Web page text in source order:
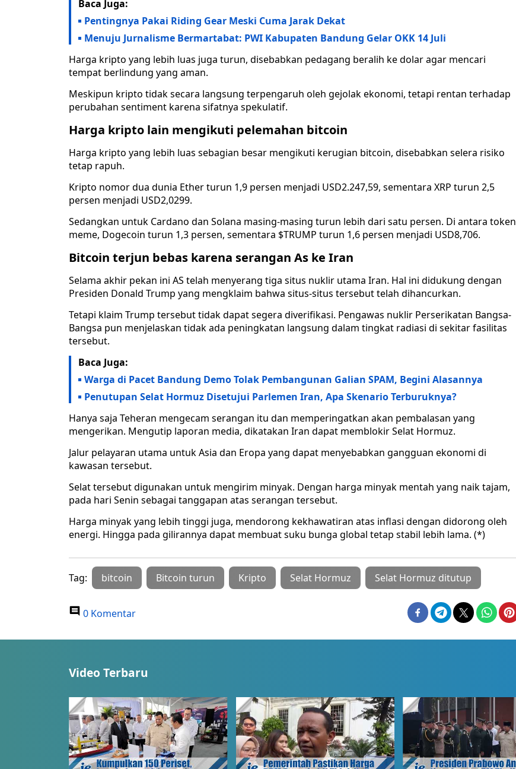
Baca Juga:
Pentingnya Pakai Riding Gear Meski Cuma Jarak Dekat
Menuju Jurnalisme Bermartabat: PWI Kabupaten Bandung Gelar OKK 14 Juli
Harga kripto yang lebih luas juga turun, disebabkan pedagang beralih ke dolar agar mencari
tempat berlindung yang aman.
Meskipun kripto tidak secara langsung terpengaruh oleh gejolak ekonomi, tetapi rentan terhadap
perubahan sentiment karena sifatnya spekulatif.
Harga kripto lain mengikuti pelemahan bitcoin
Harga kripto yang lebih luas sebagian besar mengikuti kerugian bitcoin, disebabkan selera risiko
tetap rapuh.
Kripto nomor dua dunia Ether turun 1,9 persen menjadi USD2.247,59, sementara XRP turun 2,5
persen menjadi USD2,0299.
Sedangkan untuk Cardano dan Solana masing-masing turun lebih dari satu persen. Di antara token
meme, Dogecoin turun 1,3 persen, sementara $TRUMP turun 1,6 persen menjadi USD8,706.
Bitcoin terjun bebas karena serangan As ke Iran
Selama akhir pekan ini AS telah menyerang tiga situs nuklir utama Iran. Hal ini didukung dengan
Presiden Donald Trump yang mengklaim bahwa situs-situs tersebut telah dihancurkan.
Tetapi klaim Trump tersebut tidak dapat segera diverifikasi. Pengawas nuklir Perserikatan Bangsa-
Bangsa pun menjelaskan tidak ada peningkatan langsung dalam tingkat radiasi di sekitar fasilitas
tersebut.
Baca Juga:
Warga di Pacet Bandung Demo Tolak Pembangunan Galian SPAM, Begini Alasannya
Penutupan Selat Hormuz Disetujui Parlemen Iran, Apa Skenario Terburuknya?
Hanya saja Teheran mengecam serangan itu dan memperingatkan akan pembalasan yang
mengerikan. Mengutip laporan media, dikatakan Iran dapat memblokir Selat Hormuz.
Jalur pelayaran utama untuk Asia dan Eropa yang dapat menyebabkan gangguan ekonomi di
kawasan tersebut.
Selat tersebut digunakan untuk mengirim minyak. Dengan harga minyak mentah yang naik tajam,
pada hari Senin sebagai tanggapan atas serangan tersebut.
Harga minyak yang lebih tinggi juga, mendorong kekhawatiran atas inflasi dengan didorong oleh
energi. Hingga pada gilirannya dapat membuat suku bunga global tetap stabil lebih lama. (*)
Tag: bitcoin Bitcoin turun Kripto Selat Hormuz Selat Hormuz ditutup
0 Komentar
Video Terbaru